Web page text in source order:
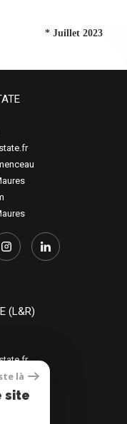
* Juillet 2023
(L&R)
là
site